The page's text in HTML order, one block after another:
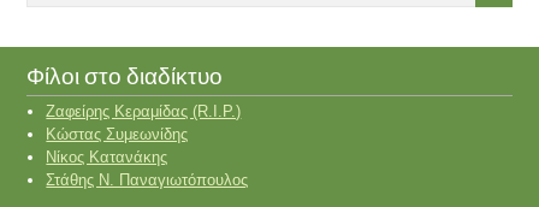
Φίλοι στο διαδίκτυο
Ζαφείρης Κεραμίδας (R.I.P.)
Κώστας Συμεωνίδης
Νίκος Κατανάκης
Στάθης Ν. Παναγιωτόπουλος